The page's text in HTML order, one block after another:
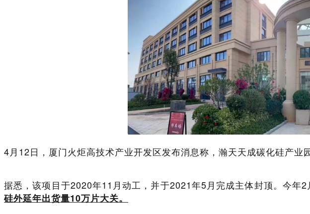
4月12日，厦门火炬高技术产业开发区发布消息称，瀚天天成碳化硅产业
据悉，该项目于2020年11月动工，并于2021年5月完成主体封顶。今年
硅外延年出货量10万片大关。